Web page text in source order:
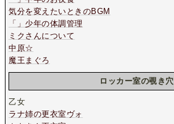
気分を変えたいときのBGM
「」少年の体調管理
ミクさんについて
中原☆
魔王まぐろ
ロッカー室の覗き穴
乙女
ラナ姉の更衣室ヴォ